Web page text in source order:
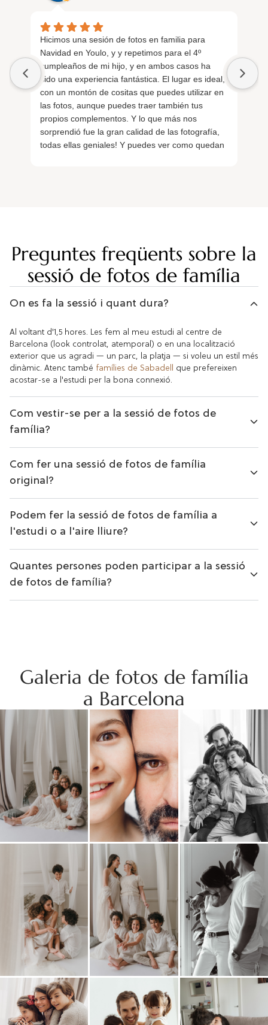
Hicimos una sesión de fotos en familia para
Navidad en Youlo, y y repetimos para el 4º
cumpleaños de mi hijo, y en ambos casos ha
sido una experiencia fantástica. El lugar es ideal,
con un montón de cositas que puedes utilizar en
las fotos, aunque puedes traer también tus
propios complementos. Y lo que más nos
sorprendió fue la gran calidad de las fotografía,
todas ellas geniales! Y puedes ver como quedan
Preguntes freqüents sobre la
sessió de fotos de família
On es fa la sessió i quant dura?
Al voltant d'1,5 hores. Les fem al meu estudi al centre de
Barcelona (look controlat, atemporal) o en una localització
exterior que us agradi — un parc, la platja — si voleu un estil més
dinàmic. Atenc també famílies de Sabadell
que prefereixen
acostar-se a l'estudi per la bona connexió.
Com vestir-se per a la sessió de fotos de
família?
Com fer una sessió de fotos de família
original?
Podem fer la sessió de fotos de família a
l'estudi o a l'aire lliure?
Quantes persones poden participar a la sessió
de fotos de família?
Galeria de fotos de família
a Barcelona